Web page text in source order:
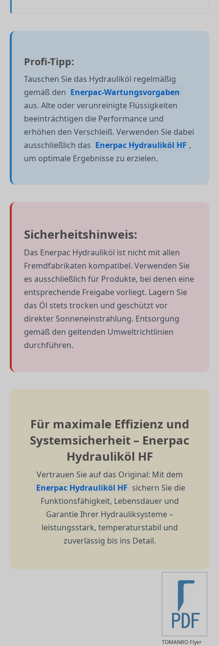
Profi-Tipp:
Tauschen Sie das Hydrauliköl regelmäßig
gemäß den Enerpac-Wartungsvorgaben
aus. Alte oder verunreinigte Flüssigkeiten
beeinträchtigen die Performance und
erhöhen den Verschleiß. Verwenden Sie dabei
ausschließlich das Enerpac Hydrauliköl HF ,
um optimale Ergebnisse zu erzielen.
Sicherheitshinweis:
Das Enerpac Hydrauliköl ist nicht mit allen
Fremdfabrikaten kompatibel. Verwenden Sie
es ausschließlich für Produkte, bei denen eine
entsprechende Freigabe vorliegt. Lagern Sie
das Öl stets trocken und geschützt vor
direkter Sonneneinstrahlung. Entsorgung
gemäß den geltenden Umweltrichtlinien
durchführen.
Für maximale Effizienz und
Systemsicherheit – Enerpac
Hydrauliköl HF
Vertrauen Sie auf das Original: Mit dem
Enerpac Hydrauliköl HF sichern Sie die
Funktionsfähigkeit, Lebensdauer und
Garantie Ihrer Hydrauliksysteme –
leistungsstark, temperaturstabil und
zuverlässig bis ins Detail.
TOMANRO Flyer